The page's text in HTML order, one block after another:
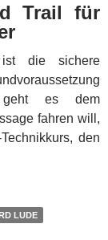
Trail für
ist die sichere
es dem
fahren will,
den
LUDE